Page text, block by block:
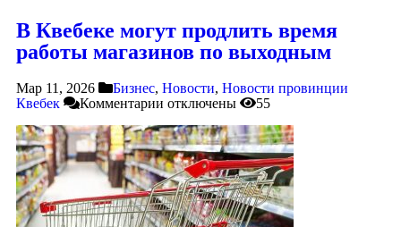
В Квебеке могут продлить время
работы магазинов по выходным
Мар 11, 2026 Бизнес, Новости, Новости провинции
Квебек
Комментарии отключены 55